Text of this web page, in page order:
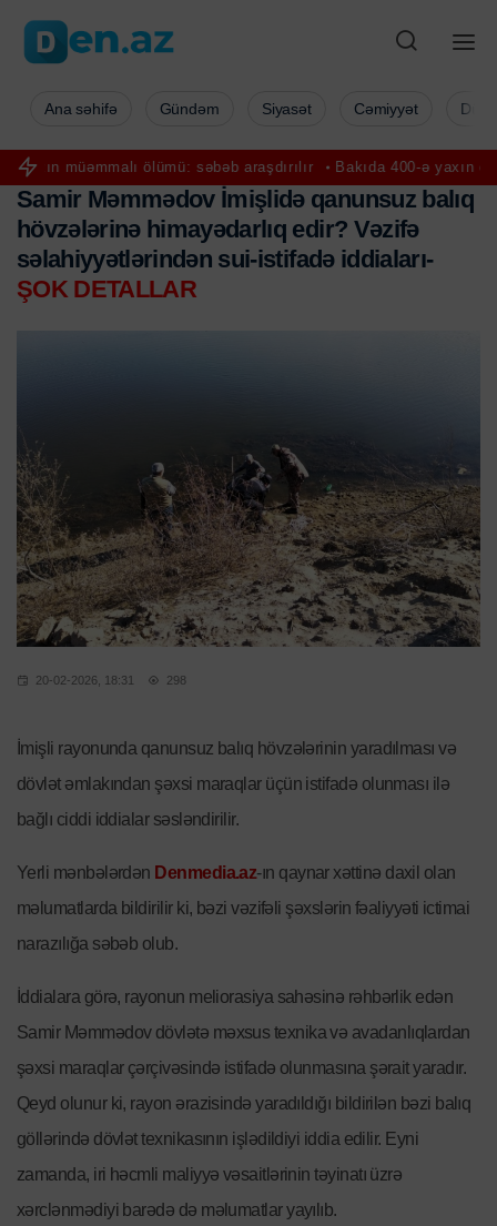
ölümü: səbəb araşdırılır Bakıda 400-ə yaxın qadın
Ana səhifə Gündəm Siyasət Cəmiyyət
Samir Məmmədov İmişlidə qanunsuz balıq
hövzələrinə himayədarlıq edir? Vəzifə
səlahiyyətlərindən sui-istifadə iddiaları-
ŞOK DETALLAR
20-02-2026, 18:31 298
İmişli rayonunda qanunsuz balıq hövzələrinin yaradılması və
dövlət əmlakından şəxsi maraqlar üçün istifadə olunması ilə
bağlı ciddi iddialar səsləndirilir.
Yerli mənbələrdən Denmedia.az-ın qaynar xəttinə daxil olan
məlumatlarda bildirilir ki, bəzi vəzifəli şəxslərin fəaliyyəti ictimai
narazılığa səbəb olub.
İddialara görə, rayonun meliorasiya sahəsinə rəhbərlik edən
Samir Məmmədov dövlətə məxsus texnika və avadanlıqlardan
şəxsi maraqlar çərçivəsində istifadə olunmasına şərait yaradır.
Qeyd olunur ki, rayon ərazisində yaradıldığı bildirilən bəzi balıq
göllərində dövlət texnikasının işlədildiyi iddia edilir. Eyni
zamanda, iri həcmli maliyyə vəsaitlərinin təyinatı üzrə
xərclənmədiyi barədə də məlumatlar yayılıb.